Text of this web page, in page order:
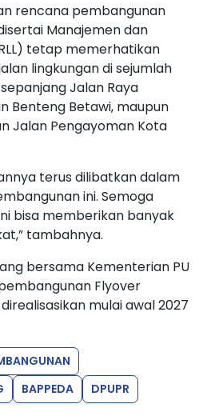
rencana pembangunan
Manajemen dan
tetap memerhatikan
lingkungan di sejumlah
Jalan Raya
Benteng Betawi, maupun
Jalan Pengayoman Kota
terus dilibatkan dalam
ini. Semoga
bisa memberikan banyak
tambahnya.
bersama Kementerian PU
Flyover
mulai awal 2027
BAPPEDA DPUPR